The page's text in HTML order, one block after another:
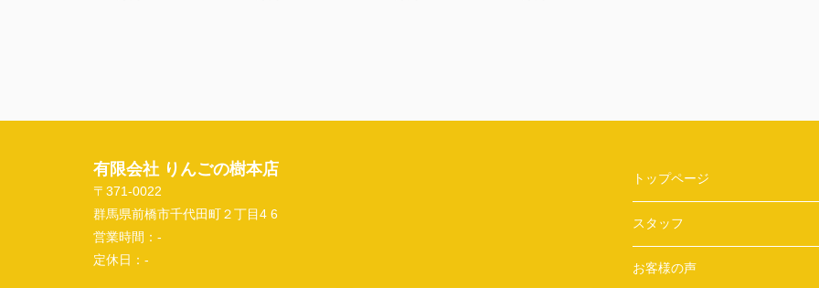
有限会社 りんごの樹本店
〒371-0022
群馬県前橋市千代田町２丁目4 6
営業時間： -
定休日： -
トップページ
スタッフ
お客様の声